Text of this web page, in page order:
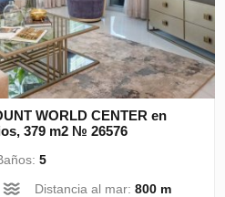
WORLD CENTER en
379 m2 № 26576
5
Distancia al mar:800 m